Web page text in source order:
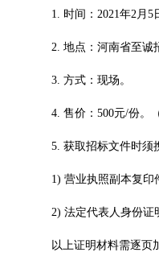
1. 时间： 2021年2月 5
2. 地点： 河南省至诚
3. 方式：现场。
4. 售价： 500元/份。
5. 获取招标文件时须
1) 营业执照副本复印
2) 法定代表人身份证
以上证明材料需逐页